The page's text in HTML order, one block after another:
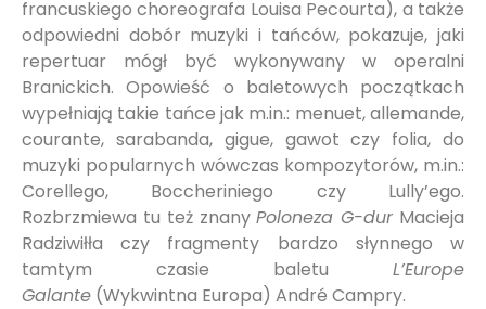
francuskiego choreografa Louisa Pecourta), a także
odpowiedni dobór muzyki i tańców, pokazuje, jaki
repertuar mógł być wykonywany w operalni
Branickich. Opowieść o baletowych początkach
wypełniają takie tańce jak m.in.: menuet, allemande,
courante, sarabanda, gigue, gawot czy folia, do
muzyki popularnych wówczas kompozytorów, m.in.:
Corellego, Boccheriniego czy Lully’ego.
Rozbrzmiewa tu też znanyPoloneza G-dur Macieja
Radziwiłła czy fragmenty bardzo słynnego w
tamtym czasie baletu L’Europe
Galante (Wykwintna Europa) André Campry.